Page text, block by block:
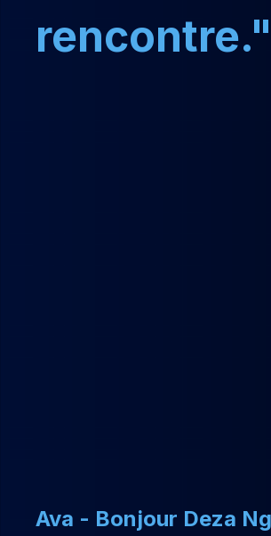
rencontre."
Ava - Bonjour Deza